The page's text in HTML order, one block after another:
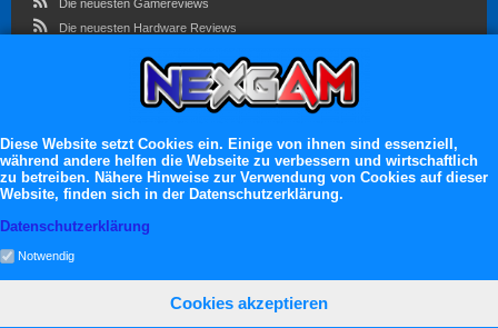
Die neuesten Gamereviews
Die neuesten Hardware Reviews
Im Forum sind zur Zeit 3757 Benutzer online
Es erwarten dich:
13.119 registrierte Mitglieder
71.049 Themen
Diese Website setzt Cookies ein. Einige von ihnen sind essenziell,
während andere helfen die Webseite zu verbessern und wirtschaftlich
zu betreiben. Nähere Hinweise zur Verwendung von Cookies auf dieser
Website, finden sich in der Datenschutzerklärung.
Datenschutzerklärung
Notwendig
Cookies akzeptieren